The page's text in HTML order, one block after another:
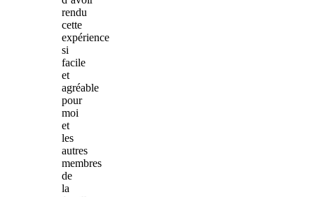
rendu
cette
expérience
si
facile
et
agréable
pour
moi
et
les
autres
membres
de
la